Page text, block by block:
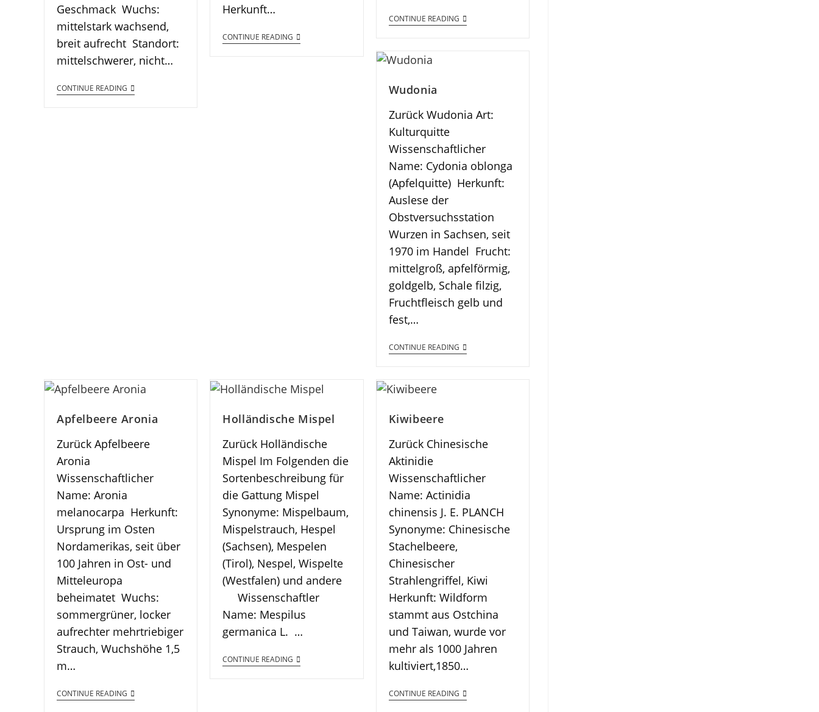
Geschmack Wuchs:
mittelstark wachsend,
breit aufrecht Standort:
mittelschwerer, nicht…
CONTINUE READING
Herkunft…
CONTINUE READING
CONTINUE READING
Wudonia
Zurück Wudonia Art:
Kulturquitte
Wissenschaftlicher
Name: Cydonia oblonga
(Apfelquitte) Herkunft:
Auslese der
Obstversuchsstation
Wurzen in Sachsen, seit
1970 im Handel Frucht:
mittelgroß, apfelförmig,
goldgelb, Schale filzig,
Fruchtfleisch gelb und
fest,…
CONTINUE READING
Apfelbeere Aronia
Zurück Apfelbeere
Aronia
Wissenschaftlicher
Name: Aronia
melanocarpa Herkunft:
Ursprung im Osten
Nordamerikas, seit über
100 Jahren in Ost- und
Mitteleuropa
beheimatet Wuchs:
sommergrüner, locker
aufrechter mehrtriebiger
Strauch, Wuchshöhe 1,5
m…
CONTINUE READING
Holländische Mispel
Zurück Holländische
Mispel Im Folgenden die
Sortenbeschreibung für
die Gattung Mispel
Synonyme: Mispelbaum,
Mispelstrauch, Hespel
(Sachsen), Mespelen
(Tirol), Nespel, Wispelte
(Westfalen) und andere
Wissenschaftler
Name: Mespilus
germanica L. …
CONTINUE READING
Kiwibeere
Zurück Chinesische
Aktinidie
Wissenschaftlicher
Name: Actinidia
chinensis J. E. PLANCH
Synonyme: Chinesische
Stachelbeere,
Chinesischer
Strahlengriffel, Kiwi
Herkunft: Wildform
stammt aus Ostchina
und Taiwan, wurde vor
mehr als 1000 Jahren
kultiviert,1850…
CONTINUE READING